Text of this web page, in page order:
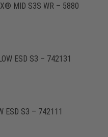
MID S3S WR – 5880
ESD S3 – 742131
ESD S3 – 742111